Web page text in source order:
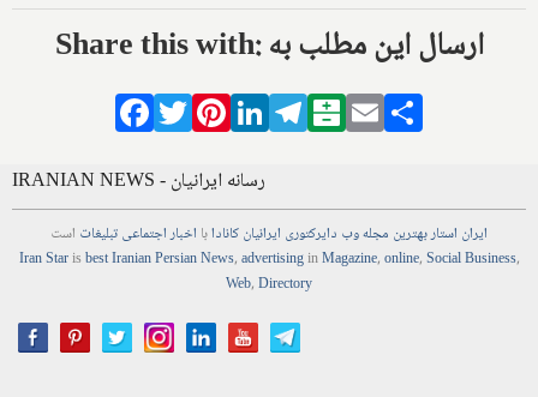
Share this with: ارسال این مطلب به
Facebook
TwitterPinterestLinkedIn
Telegram
Balatarin
Email
IRANIAN NEWS - رسانه ایرانیان
ایران استاربهترین مجلهوب دایرکتوری ایرانیان کانادابا اخباراجتماعیتبلیغات است
Iran Starisbest Iranian PersianNews,advertisinginMagazine,online,Social Business,
Web,Directory